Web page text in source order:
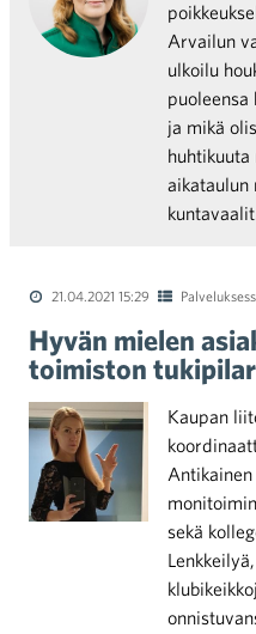
Arvailun
ulkoilu
puoleensa
ja mikä
aikataulun
21.04.2021 15:29
Hyvän mielen
toimiston
Kaupan
sekä